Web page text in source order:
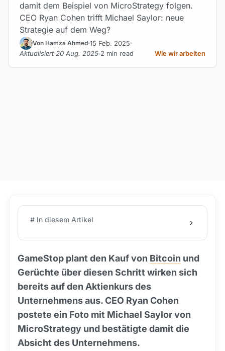
damit dem Beispiel von MicroStrategy folgen.
CEO Ryan Cohen trifft Michael Saylor: neue
Strategie auf dem Weg?
Von Hamza Ahmed 15 Feb. 2025
Aktualisiert 20 Aug. 2025 2 min read Wie wir arbeiten
# In diesem Artikel
GameStop plant den Kauf von Bitcoin und
Gerüchte über diesen Schritt wirken sich
bereits auf den Aktienkurs des
Unternehmens aus. CEO Ryan Cohen
postete ein Foto mit Michael Saylor von
MicroStrategy und bestätigte damit die
Absicht des Unternehmens.